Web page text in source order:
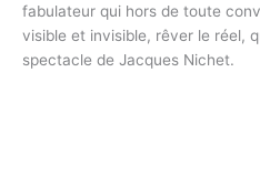
fabulateur qui hors de toute
visible et invisible, rêver le réel,
spectacle de Jacques Nichet.